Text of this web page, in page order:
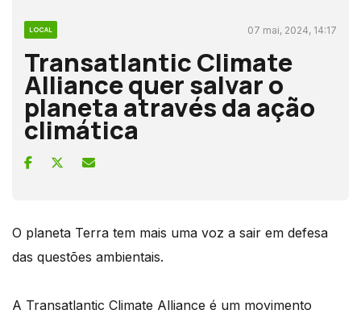
LOCAL 07 mai, 2024, 14:17
Transatlantic Climate
Alliance quer salvar o
planeta através da ação
climática
O planeta Terra tem mais uma voz a sair em defesa
das questões ambientais.
A Transatlantic Climate Alliance é um movimento